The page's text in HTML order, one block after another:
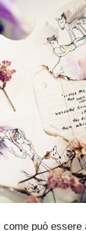
come può essere